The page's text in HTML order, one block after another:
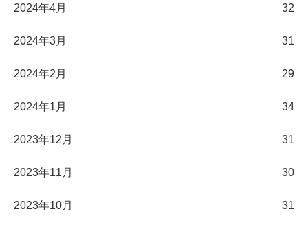
2024年4月 32
2024年3月 31
2024年2月 29
2024年1月 34
2023年12月 31
2023年11月 30
2023年10月 31